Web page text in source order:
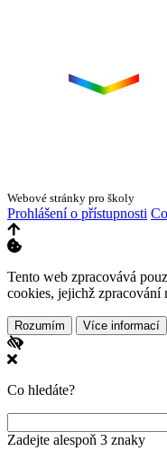
Webové stránky pro školy
Prohlášení o přístupnosti
Tento web zpracovává
cookies, jejichž zpracování
Rozumím Více informací
Co hledáte?
Zadejte alespoň 3 znaky